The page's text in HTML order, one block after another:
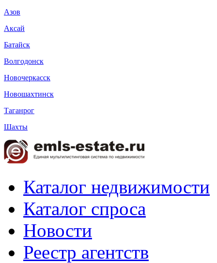
Азов
Аксай
Батайск
Волгодонск
Новочеркасск
Новошахтинск
Таганрог
Шахты
Каталог недвижимости
Каталог спроса
Новости
Реестр агентств